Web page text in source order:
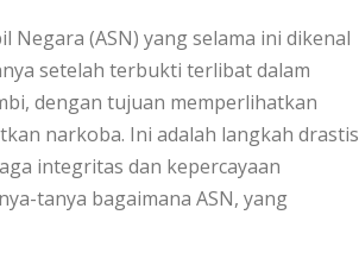
(ASN) yang selama ini dikenal
setelah terbukti terlibat dalam
dengan tujuan memperlihatkan
narkoba. Ini adalah langkah drastis
integritas dan kepercayaan
tanya bagaimana ASN, yang